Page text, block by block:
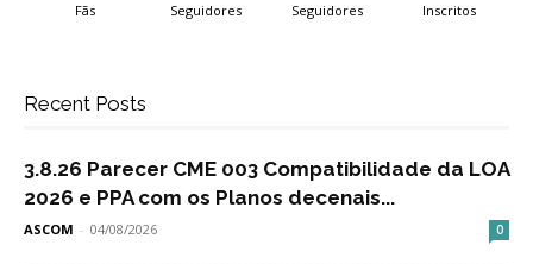
Fãs Seguidores Seguidores Inscritos
Recent Posts
3.8.26 Parecer CME 003 Compatibilidade da LOA
2026 e PPA com os Planos decenais...
ASCOM - 04/08/2026 0